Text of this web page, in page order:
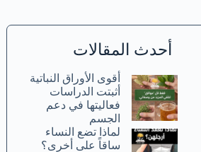
أحدث المقالات
أقوى الأوراق النباتية
أثبتت الدراسات
فعاليتها في دعم
الجسم
لماذا تضع النساء
ساقاً على أخرى؟